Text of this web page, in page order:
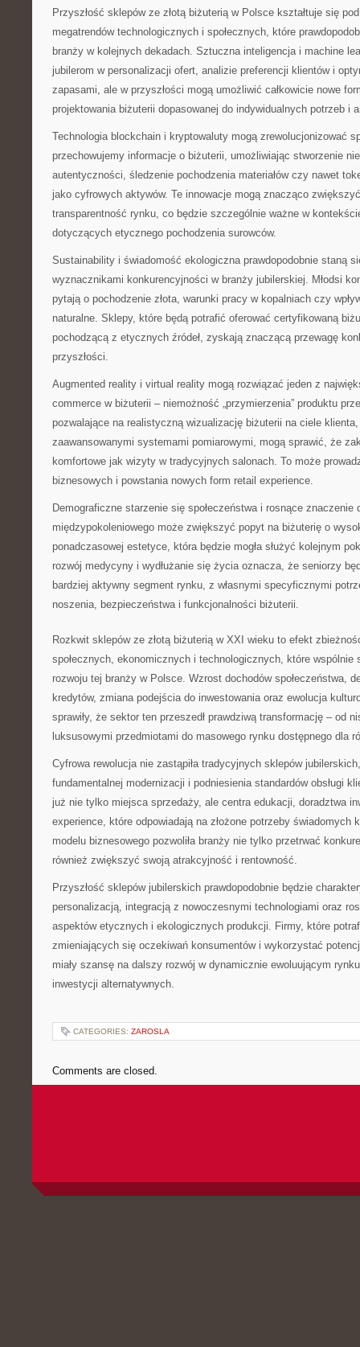
Przyszłość sklepów ze złotą biżuterią w Polsce kształtuje się
megatrendów technologicznych i społecznych, które
branży w kolejnych dekadach. Sztuczna inteligencja i machine
jubilerom w personalizacji ofert, analizie preferencji klientów i
zapasami, ale w przyszłości mogą umożliwić całkowicie nowe
projektowania biżuterii dopasowanej do indywidualnych potrzeb i
Technologia blockchain i kryptowaluty mogą zrewolucjonizować
przechowujemy informacje o biżuterii, umożliwiając stworzenie
autentyczności, śledzenie pochodzenia materiałów czy nawet
jako cyfrowych aktywów. Te innowacje mogą znacząco
transparentność rynku, co będzie szczególnie ważne w
dotyczących etycznego pochodzenia surowców.
Sustainability i świadomość ekologiczna prawdopodobnie staną
wyznacznikami konkurencyjności w branży jubilerskiej. Młodsi
pytają o pochodzenie złota, warunki pracy w kopalniach czy
naturalne. Sklepy, które będą potrafić oferować certyfikowaną
pochodzącą z etycznych źródeł, zyskają znaczącą przewagę
przyszłości.
Augmented reality i virtual reality mogą rozwiązać jeden z
commerce w biżuterii – niemożność „przymierzenia” produktu
pozwalające na realistyczną wizualizację biżuterii na ciele klienta,
zaawansowanymi systemami pomiarowymi, mogą sprawić, że
komfortowe jak wizyty w tradycyjnych salonach. To może
biznesowych i powstania nowych form retail experience.
Demograficzne starzenie się społeczeństwa i rosnące znaczenie
międzypokoleniowego może zwiększyć popyt na biżuterię o
ponadczasowej estetyce, która będzie mogła służyć kolejnym
rozwój medycyny i wydłużanie się życia oznacza, że seniorzy
bardziej aktywny segment rynku, z własnymi specyficznymi
noszenia, bezpieczeństwa i funkcjonalności biżuterii.
Rozkwit sklepów ze złotą biżuterią w XXI wieku to efekt
społecznych, ekonomicznych i technologicznych, które wspólnie
rozwoju tej branży w Polsce. Wzrost dochodów społeczeństwa,
kredytów, zmiana podejścia do inwestowania oraz ewolucja
sprawiły, że sektor ten przeszedł prawdziwą transformację – od
luksusowymi przedmiotami do masowego rynku dostępnego dla
Cyfrowa rewolucja nie zastąpiła tradycyjnych sklepów
fundamentalnej modernizacji i podniesienia standardów obsługi
już nie tylko miejsca sprzedaży, ale centra edukacji, doradztwa
experience, które odpowiadają na złożone potrzeby świadomych
modelu biznesowego pozwoliła branży nie tylko przetrwać
również zwiększyć swoją atrakcyjność i rentowność.
Przyszłość sklepów jubilerskich prawdopodobnie będzie
personalizacją, integracją z nowoczesnymi technologiami oraz
aspektów etycznych i ekologicznych produkcji. Firmy, które
zmieniających się oczekiwań konsumentów i wykorzystać
miały szansę na dalszy rozwój w dynamicznie ewoluującym
inwestycji alternatywnych.
CATEGORIES: ZAROSLA
Comments are closed.